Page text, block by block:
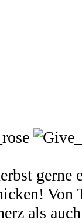
gerne
Von
als